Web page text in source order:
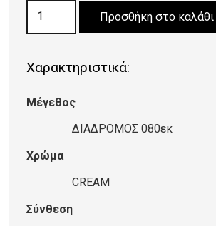
ΧΑΛΙ
9636
PLK65
ΔΙΑΔΡΟΜΟΣ
0,80εκ
Προσθήκη στο καλάθι
Χαρακτηριστικά:
Μέγεθος
ΔΙΑΔΡΟΜΟΣ 080εκ
Χρώμα
CREAM
Σύνθεση